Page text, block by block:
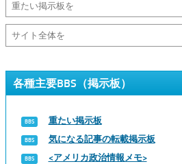
各種主要BBS（掲示板）
重たい掲示板
気になる記事の転載掲示板
<アメリカ政治情報メモ>